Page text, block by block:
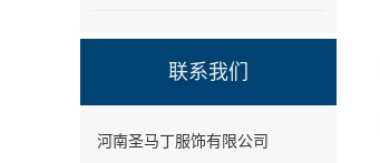
联系我们
河南圣马丁服饰有限公司